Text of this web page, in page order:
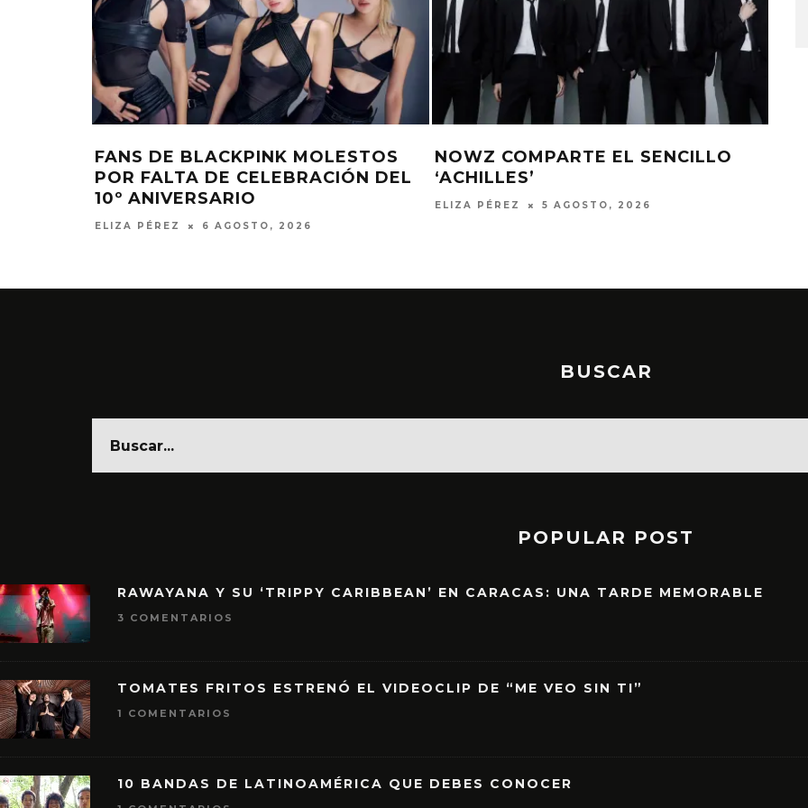
NOWZ COMPARTE EL SENCILLO
‘ACHILLES’
ELIZA PÉREZ 5 AGOSTO, 2026
RED VELVET REGRESA CON EL EP
‘VELVET SUMMER’
ELIZA PÉREZ 3 AGOSTO, 2026
BUSCAR
POPULAR POST
RAWAYANA Y SU ‘TRIPPY CARIBBEAN’ EN CARACAS: UNA TARDE MEMORABLE
3 COMENTARIOS
TOMATES FRITOS ESTRENÓ EL VIDEOCLIP DE “ME VEO SIN TI”
1 COMENTARIOS
10 BANDAS DE LATINOAMÉRICA QUE DEBES CONOCER